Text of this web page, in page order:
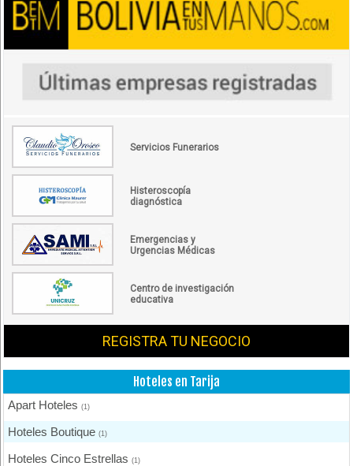
Servicios Funerarios
Histeroscopía
diagnóstica
Emergencias y
Urgencias Médicas
Centro de investigación
educativa
REGISTRA TU NEGOCIO
Hoteles en Tarija
Apart Hoteles(1)
Hoteles Boutique(1)
Hoteles Cinco Estrellas(1)